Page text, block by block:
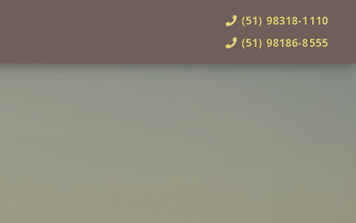
(51) 98318-1110
(51) 98186-8555